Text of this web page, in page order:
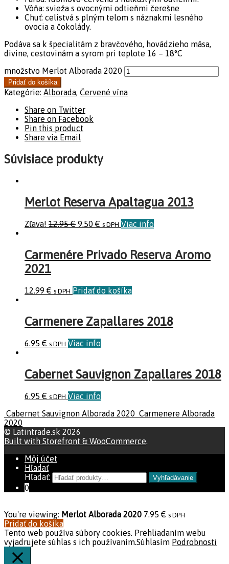
Vôňa: svieža s ovocnými odtieňmi čerešne
Chuť: celistvá s plným telom s náznakmi lesného
ovocia a čokolády.
Podáva sa k špecialitám z bravčového, hovädzieho mäsa,
divine, cestovinám a syrom pri teplote 16 – 18°C
množstvo Merlot Alborada 2020
Pridať do košíka
Kategórie: Alborada, Červené vína
Share on Twitter
Share on Facebook
Pin this product
Share via Email
Súvisiace produkty
Merlot Reserva Apaltagua 2013
Zľava! 12.95€ 9.50 € s DPH Viac info
Carmenére Privado Reserva Aromo
2021
12.99 € s DPH Pridať do košíka
Carmenere Zapallares 2018
6.95 € s DPH Viac info
Cabernet Sauvignon Zapallares 2018
6.95 € s DPH Viac info
Cabernet Sauvignon Alborada 2020 Carmenere Alborada
2020
© Latintrade.sk 2026
Built with Storefront & WooCommerce.
Môj účet
Hľadať
Hľadať:
Vyhľadávanie
0
You're viewing: Merlot Alborada 2020 7.95 € s DPH
Pridať do košíka
Tento web používa súbory cookies. Prehliadaním webu
vyjadrujete súhlas s ich používaním.Súhlasím Podrobnosti